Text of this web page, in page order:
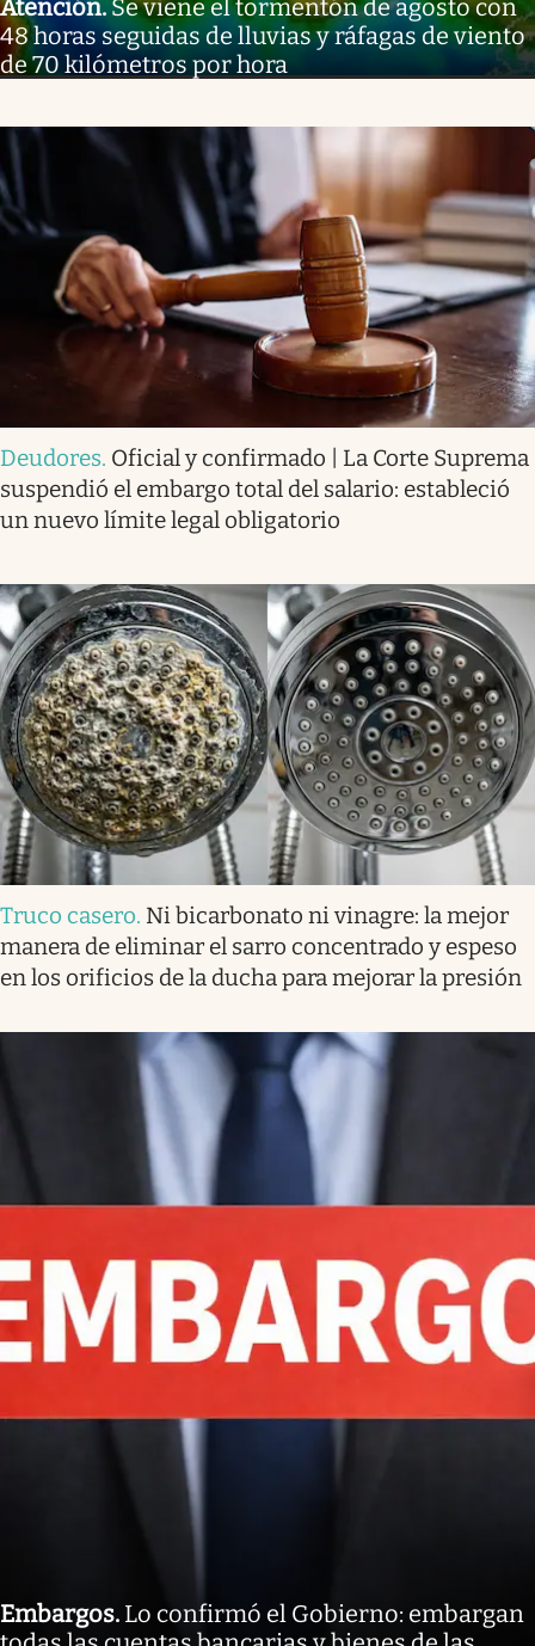
Atención.Se viene el tormentón de agosto con
48 horas seguidas de lluvias y ráfagas de viento
de 70 kilómetros por hora
Deudores. Oficial y confirmado | La Corte Suprema
suspendió el embargo total del salario: estableció
un nuevo límite legal obligatorio
Truco casero. Ni bicarbonato ni vinagre: la mejor
manera de eliminar el sarro concentrado y espeso
en los orificios de la ducha para mejorar la presión
Embargos. Lo confirmó el Gobierno: embargan